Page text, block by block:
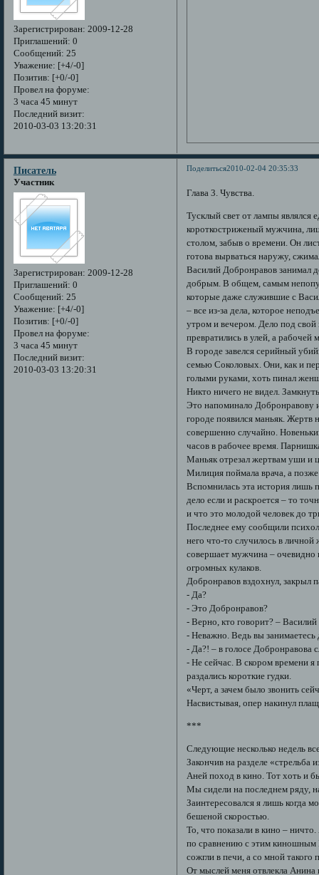
Зарегистрирован: 2009-12-28
Приглашений: 0
Сообщений: 25
Уважение: [+4/-0]
Позитив: [+0/-0]
Провел на форуме:
3 часа 45 минут
Последний визит:
2010-03-03 13:20:31
Поделиться2010-02-04 20:35:33
Писатель
Участник
Зарегистрирован: 2009-12-28
Приглашений: 0
Сообщений: 25
Уважение: [+4/-0]
Позитив: [+0/-0]
Провел на форуме:
3 часа 45 минут
Последний визит:
2010-03-03 13:20:31
Глава 3. Чувства.
Тусклый свет от лампы являлся
короткостриженый мужчина,
столом, забыв о времени. Он
готова вырваться наружу,
Василий Добронравов занимал
добрым. В общем, самым
которые даже служившие с
– все из-за дела, которое
утром и вечером. Дело под свой
превратились в улей, а рабочей
В городе завелся серийный
семью Соколовых. Они, как и
голыми руками, хоть пинал
Никто ничего не видел.
Это напоминало Добронравову
городе появился маньяк. Жертв
совершенно случайно.
часов в рабочее время.
Маньяк отрезал жертвам уши и
Милиция поймала врача, а
Вспомнилась эта история лишь
дело если и раскроется – то
и что это молодой человек до
Последнее ему сообщили
него что-то случилось в
совершает мужчина – очевидно
огромных кулаков.
Добронравов вздохнул, закрыл
- Да?
- Это Добронравов?
- Верно, кто говорит? –
- Неважно. Ведь вы
- Да?! – в голосе Добронравова
- Не сейчас. В скором времени я
раздались короткие гудки.
«Черт, а зачем было звонить
Насвистывая, опер накинул
***
Следующие несколько недель
Закончив на разделе
Аней поход в кино. Тот хоть и
Мы сидели на последнем ряду,
Заинтересовался я лишь когда
бешеной скоростью.
То, что показали в кино –
по сравнению с этим киношным
сожгли в печи, а со мной такого
От мыслей меня отвлекла